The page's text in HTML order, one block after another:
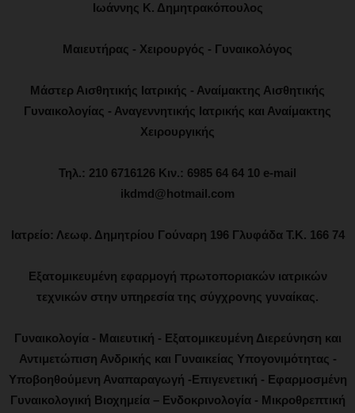
Ιωάννης Κ. Δημητρακόπουλος
Μαιευτήρας - Χειρουργός - Γυναικολόγος
Μάστερ Αισθητικής Ιατρικής - Αναίμακτης Αισθητικής
Γυναικολογίας - Αναγεννητικής Ιατρικής και Αναίμακτης
Χειρουργικής
Τηλ.: 210 6716126 Κιν.: 6985 64 64 10 e-mail
ikdmd@hotmail.com
Ιατρείο: Λεωφ. Δημητρίου Γούναρη 196 Γλυφάδα Τ.Κ. 166 74
Εξατομικευμένη εφαρμογή πρωτοποριακών ιατρικών
τεχνικών στην υπηρεσία της σύγχρονης γυναίκας.
Γυναικολογία - Μαιευτική - Εξατομικευμένη Διερεύνηση και
Αντιμετώπιση Ανδρικής και Γυναικείας Υπογονιμότητας -
Υποβοηθούμενη Αναπαραγωγή -Επιγενετική - Εφαρμοσμένη
Γυναικολογική Βιοχημεία – Ενδοκρινολογία - Μικροθρεπτική